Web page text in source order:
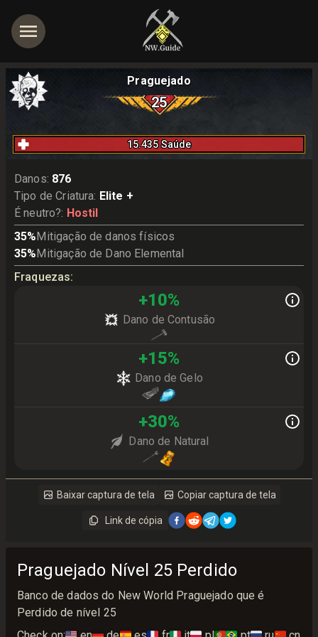
Praguejado
25
15.435Saúde
Danos: 876
Tipo de Criatura: Elite +
É neutro?: Hostil
35%Mitigação de danos físicos
35%Mitigação de Dano Elemental
Fraquezas:
+10%
Dano de Contusão
+15%
Dano de Gelo
+30%
Dano de Natural
Baixar captura de tela Copiar captura de tela
Link de cópia
Praguejado Nível 25 Perdido
Banco de dados do New World Praguejado que é
Perdido de nível 25